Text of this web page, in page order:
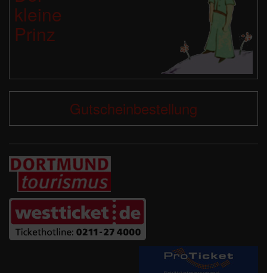
kleine
Prinz
Gutscheinbestellung